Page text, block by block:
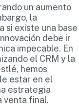
un aumento
la
si existe una base
debe ir
impecable. En
el CRM y la
hemos
estar en el
estrategia
venta final.